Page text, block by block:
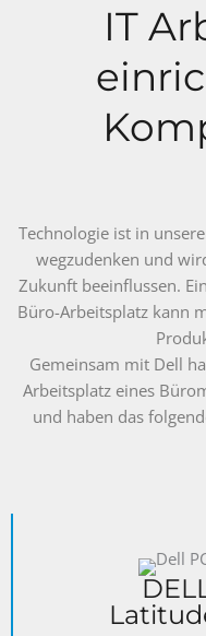
IT
Technologie ist in
wegzudenken und
Zukunft beeinflussen.
Büro-Arbeitsplatz kann
Gemeinsam mit Dell
Arbeitsplatz eines
und haben das